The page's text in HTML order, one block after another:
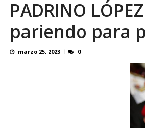
¿QUE
PADRINO
pariendo para
marzo 25, 2023 0